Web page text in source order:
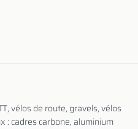
vélos de route, gravels, vélos
: cadres carbone, aluminium